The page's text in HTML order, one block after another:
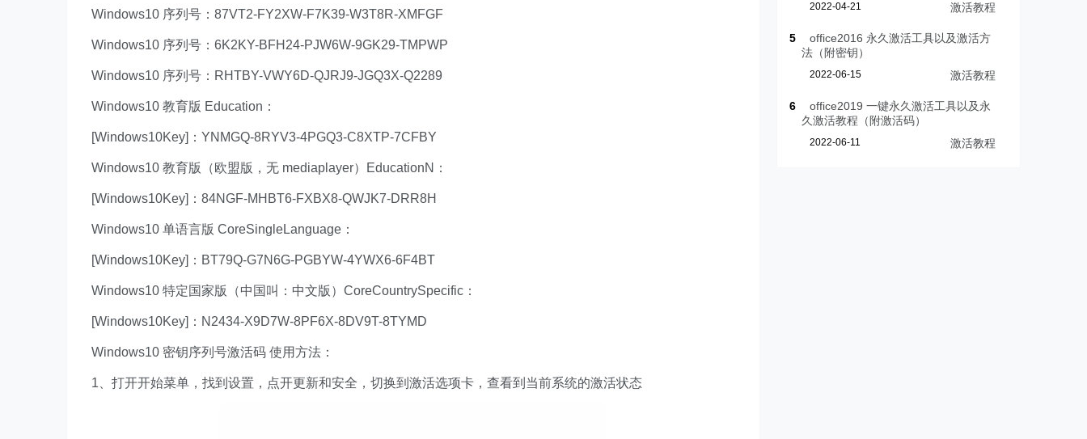
Windows10 序列号：87VT2-FY2XW-F7K39-W3T8R-XMFGF
Windows10 序列号：6K2KY-BFH24-PJW6W-9GK29-TMPWP
Windows10 序列号：RHTBY-VWY6D-QJRJ9-JGQ3X-Q2289
Windows10 教育版 Education：
[Windows10Key]：YNMGQ-8RYV3-4PGQ3-C8XTP-7CFBY
Windows10 教育版（欧盟版，无 mediaplayer）EducationN：
[Windows10Key]：84NGF-MHBT6-FXBX8-QWJK7-DRR8H
Windows10 单语言版 CoreSingleLanguage：
[Windows10Key]：BT79Q-G7N6G-PGBYW-4YWX6-6F4BT
Windows10 特定国家版（中国叫：中文版）CoreCountrySpecific：
[Windows10Key]：N2434-X9D7W-8PF6X-8DV9T-8TYMD
Windows10 密钥序列号激活码 使用方法：
1、打开开始菜单，找到设置，点开更新和安全，切换到激活选项卡，查看到当前系统的激活状态
2022-04-21 激活教程
5
office2016 永久激活工具以及激活方
法（附密钥）
2022-06-15 激活教程
6
office2019 一键永久激活工具以及永
久激活教程（附激活码）
2022-06-11 激活教程